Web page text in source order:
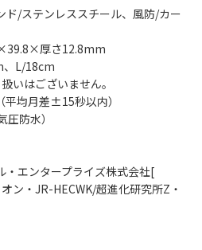
ド/ステンレススチール、風防/カー
厚さ12.8mm
、L/18cm
いはございません。
平均月差±15秒以内）
防水）
・エンタープライズ株式会社[
ン・JR-HECWK/超進化研究所Z・